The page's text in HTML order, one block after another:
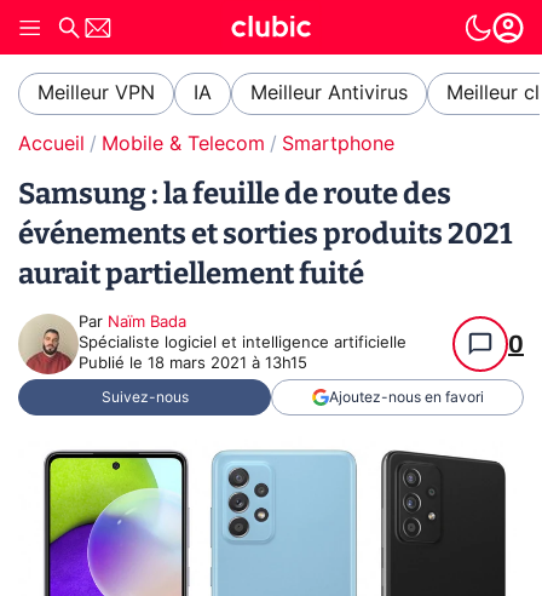
Meilleur VPN IA Meilleur Antivirus Meilleur
Accueil Mobile & Telecom Smartphone
Samsung : la feuille de route des
événements et sorties produits 2021
aurait partiellement fuité
Par Naïm Bada
Spécialiste logiciel et intelligence artificielle
Publié le 18 mars 2021 à 13h15
0
Suivez-nous Ajoutez-nous en favori